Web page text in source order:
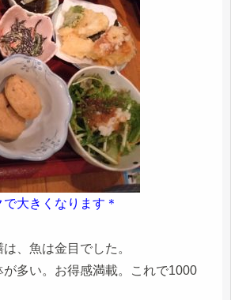
大きくなります＊
、魚は金目でした。
多い。お得感満載。これで1000